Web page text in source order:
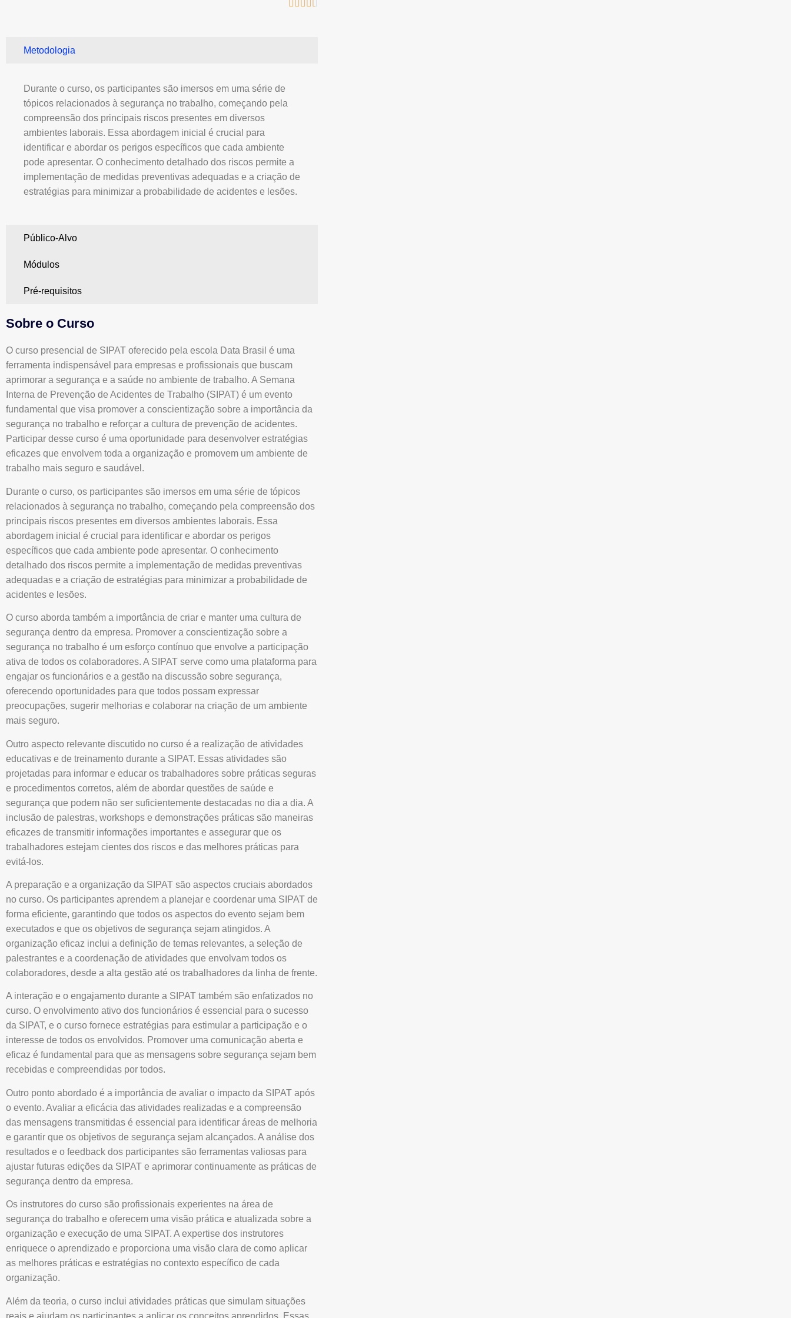
Metodologia
Durante o curso, os participantes são imersos em uma série de
tópicos relacionados à segurança no trabalho, começando pela
compreensão dos principais riscos presentes em diversos
ambientes laborais. Essa abordagem inicial é crucial para
identificar e abordar os perigos específicos que cada ambiente
pode apresentar. O conhecimento detalhado dos riscos permite a
implementação de medidas preventivas adequadas e a criação de
estratégias para minimizar a probabilidade de acidentes e lesões.
Público-Alvo
Módulos
Pré-requisitos
Sobre o Curso
O curso presencial de SIPAT oferecido pela escola Data Brasil é uma
ferramenta indispensável para empresas e profissionais que buscam
aprimorar a segurança e a saúde no ambiente de trabalho. A Semana
Interna de Prevenção de Acidentes de Trabalho (SIPAT) é um evento
fundamental que visa promover a conscientização sobre a importância da
segurança no trabalho e reforçar a cultura de prevenção de acidentes.
Participar desse curso é uma oportunidade para desenvolver estratégias
eficazes que envolvem toda a organização e promovem um ambiente de
trabalho mais seguro e saudável.
Durante o curso, os participantes são imersos em uma série de tópicos
relacionados à segurança no trabalho, começando pela compreensão dos
principais riscos presentes em diversos ambientes laborais. Essa
abordagem inicial é crucial para identificar e abordar os perigos
específicos que cada ambiente pode apresentar. O conhecimento
detalhado dos riscos permite a implementação de medidas preventivas
adequadas e a criação de estratégias para minimizar a probabilidade de
acidentes e lesões.
O curso aborda também a importância de criar e manter uma cultura de
segurança dentro da empresa. Promover a conscientização sobre a
segurança no trabalho é um esforço contínuo que envolve a participação
ativa de todos os colaboradores. A SIPAT serve como uma plataforma para
engajar os funcionários e a gestão na discussão sobre segurança,
oferecendo oportunidades para que todos possam expressar
preocupações, sugerir melhorias e colaborar na criação de um ambiente
mais seguro.
Outro aspecto relevante discutido no curso é a realização de atividades
educativas e de treinamento durante a SIPAT. Essas atividades são
projetadas para informar e educar os trabalhadores sobre práticas seguras
e procedimentos corretos, além de abordar questões de saúde e
segurança que podem não ser suficientemente destacadas no dia a dia. A
inclusão de palestras, workshops e demonstrações práticas são maneiras
eficazes de transmitir informações importantes e assegurar que os
trabalhadores estejam cientes dos riscos e das melhores práticas para
evitá-los.
A preparação e a organização da SIPAT são aspectos cruciais abordados
no curso. Os participantes aprendem a planejar e coordenar uma SIPAT de
forma eficiente, garantindo que todos os aspectos do evento sejam bem
executados e que os objetivos de segurança sejam atingidos. A
organização eficaz inclui a definição de temas relevantes, a seleção de
palestrantes e a coordenação de atividades que envolvam todos os
colaboradores, desde a alta gestão até os trabalhadores da linha de frente.
A interação e o engajamento durante a SIPAT também são enfatizados no
curso. O envolvimento ativo dos funcionários é essencial para o sucesso
da SIPAT, e o curso fornece estratégias para estimular a participação e o
interesse de todos os envolvidos. Promover uma comunicação aberta e
eficaz é fundamental para que as mensagens sobre segurança sejam bem
recebidas e compreendidas por todos.
Outro ponto abordado é a importância de avaliar o impacto da SIPAT após
o evento. Avaliar a eficácia das atividades realizadas e a compreensão
das mensagens transmitidas é essencial para identificar áreas de melhoria
e garantir que os objetivos de segurança sejam alcançados. A análise dos
resultados e o feedback dos participantes são ferramentas valiosas para
ajustar futuras edições da SIPAT e aprimorar continuamente as práticas de
segurança dentro da empresa.
Os instrutores do curso são profissionais experientes na área de
segurança do trabalho e oferecem uma visão prática e atualizada sobre a
organização e execução de uma SIPAT. A expertise dos instrutores
enriquece o aprendizado e proporciona uma visão clara de como aplicar
as melhores práticas e estratégias no contexto específico de cada
organização.
Além da teoria, o curso inclui atividades práticas que simulam situações
reais e ajudam os participantes a aplicar os conceitos aprendidos. Essas